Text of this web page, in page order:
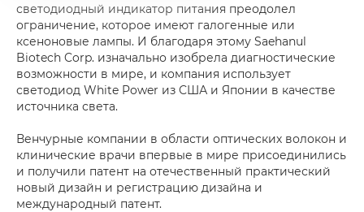
светодиодный индикатор питания преодолел
ограничение, которое имеют галогенные или
ксеноновые лампы. И благодаря этому Saehanul
Biotech Corp. изначально изобрела диагностические
возможности в мире, и компания использует
светодиод White Power из США и Японии в качестве
источника света.
Венчурные компании в области оптических волокон и
клинические врачи впервые в мире присоединились
и получили патент на отечественный практический
новый дизайн и регистрацию дизайна и
международный патент.